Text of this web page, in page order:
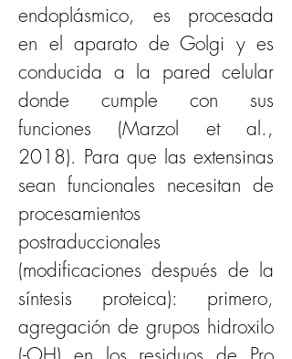
endoplásmico, es procesada
en el aparato de Golgi y es
conducida a la pared celular
donde cumple con sus
funciones (Marzol et al.,
2018). Para que las extensinas
sean funcionales necesitan de
procesamientos
postraduccionales
(modificaciones después de la
síntesis proteica): primero,
agregación de grupos hidroxilo